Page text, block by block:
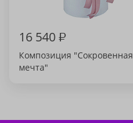
16 540₽
Композиция "Сокровенная
мечта"